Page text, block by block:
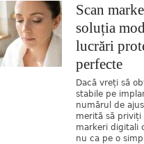
Scan
soluția
lucrări
perfecte
Dacă vreți să
stabile pe
numărul de
merită să priviți
markeri digitali
nu ca pe o